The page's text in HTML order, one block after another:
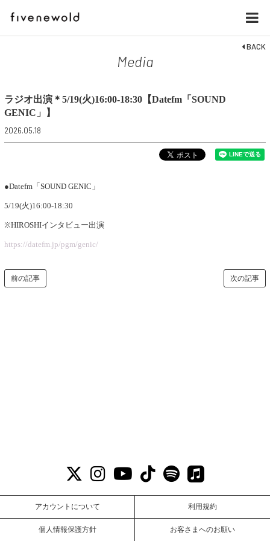
Media
BACK
ラジオ出演＊5/19(火)16:00-18:30【Datefm「SOUND
GENIC」】
2026.05.18
●Datefm「SOUND GENIC」
5/19(火)16:00-18:30
※HIROSHIインタビュー出演
https://datefm.jp/pgm/genic/
次の記事
前の記事
アカウントについて 利用規約
個人情報保護方針 お客さまへのお願い